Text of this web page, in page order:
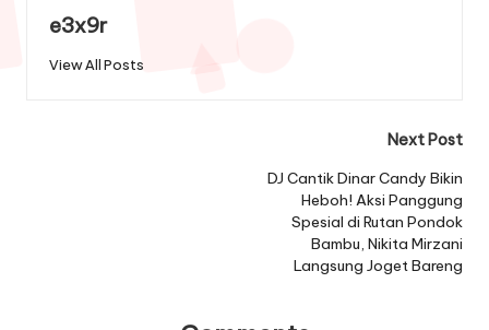
e3x9r
View All Posts
Next Post
DJ Cantik Dinar Candy Bikin
Heboh! Aksi Panggung
Spesial di Rutan Pondok
Bambu, Nikita Mirzani
Langsung Joget Bareng